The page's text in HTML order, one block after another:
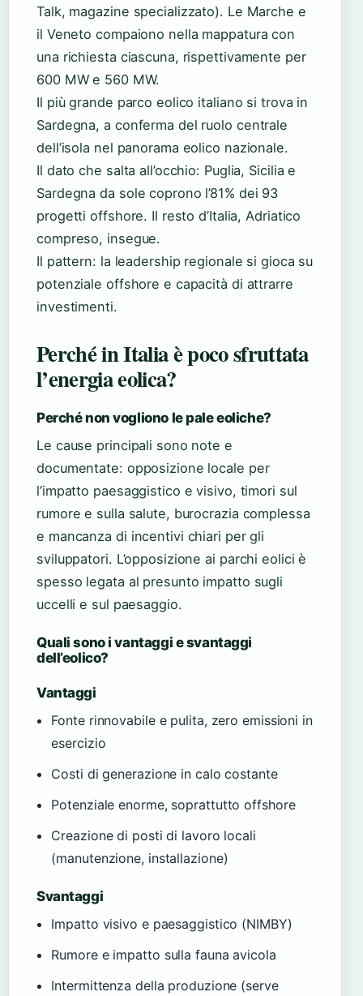
Talk, magazine specializzato). Le Marche e
il Veneto compaiono nella mappatura con
una richiesta ciascuna, rispettivamente per
600 MW e 560 MW.
Il più grande parco eolico italiano si trova in
Sardegna, a conferma del ruolo centrale
dell’isola nel panorama eolico nazionale.
Il dato che salta all’occhio: Puglia, Sicilia e
Sardegna da sole coprono l’81% dei 93
progetti offshore. Il resto d’Italia, Adriatico
compreso, insegue.
Il pattern: la leadership regionale si gioca su
potenziale offshore e capacità di attrarre
investimenti.
Perché in Italia è poco sfruttata
l’energia eolica?
Perché non vogliono le pale eoliche?
Le cause principali sono note e
documentate: opposizione locale per
l’impatto paesaggistico e visivo, timori sul
rumore e sulla salute, burocrazia complessa
e mancanza di incentivi chiari per gli
sviluppatori. L’opposizione ai parchi eolici è
spesso legata al presunto impatto sugli
uccelli e sul paesaggio.
Quali sono i vantaggi e svantaggi
dell’eolico?
Vantaggi
Fonte rinnovabile e pulita, zero emissioni in
esercizio
Costi di generazione in calo costante
Potenziale enorme, soprattutto offshore
Creazione di posti di lavoro locali
(manutenzione, installazione)
Svantaggi
Impatto visivo e paesaggistico (NIMBY)
Rumore e impatto sulla fauna avicola
Intermittenza della produzione (serve